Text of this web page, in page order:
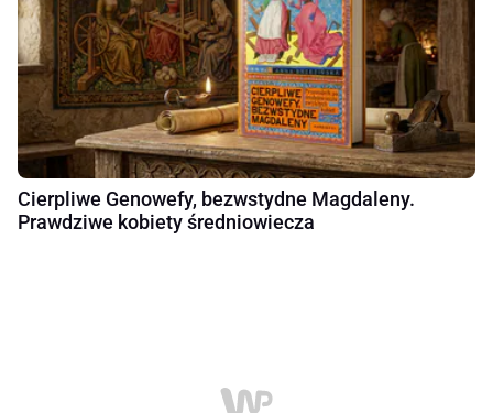
Cierpliwe Genowefy, bezwstydne Magdaleny.
Prawdziwe kobiety średniowiecza